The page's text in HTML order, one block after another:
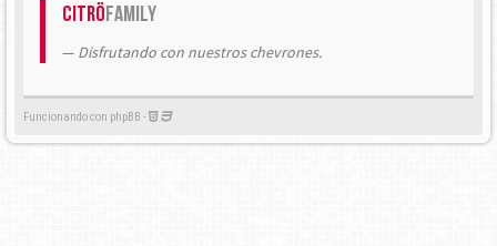
CitröFamily
Disfrutando con nuestros chevrones.
Funcionando con phpBB -